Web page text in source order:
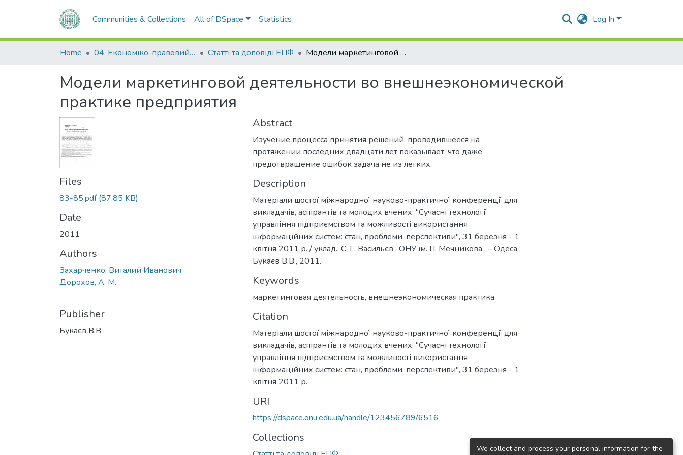
Communities & Collections All of DSpace Statistics Log In
Home 04. Економіко-правовий факультет Статті та доповіді ЕПФ Модели маркетинговой деятельности во внешнеэкономической практике предприятия
Модели маркетинговой деятельности во внешнеэкономической
практике предприятия
Files
83-85.pdf(87.85 KB)
Date
2011
Authors
Захарченко, Виталий Иванович
Дорохов, А. М.
Publisher
Букаєв В.В.
Abstract
Изучение процесса принятия решений, проводившееся на
протяжении последних двадцати лет показывает, что даже
предотвращение ошибок задача не из легких.
Description
Матеріали шостої міжнародної науково-практичної конференції для
викладачів, аспірантів та молодих вчених: "Сучасні технології
управління підприємством та можливості використання
інформаційних систем: стан, проблеми, перспективи", 31 березня - 1
квітня 2011 р. / уклад.: С. Г. Васильєв ; ОНУ ім. І.І. Мечникова . – Одеса :
Букаєв В.В., 2011.
Keywords
маркетинговая деятельность, внешнеэкономическая практика
Citation
Матеріали шостої міжнародної науково-практичної конференції для
викладачів, аспірантів та молодих вчених: "Сучасні технології
управління підприємством та можливості використання
інформаційних систем: стан, проблеми, перспективи", 31 березня - 1
квітня 2011 р.
URI
https://dspace.onu.edu.ua/handle/123456789/6516
Collections
We collect and process your personal information for the